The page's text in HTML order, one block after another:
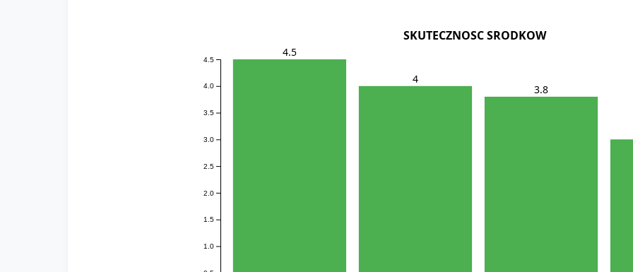
SKUTECZNOSC SRODKOW
1.0
1.5
2.0
2.5
3.0
3.5
4.0
4.5
4.5
4
3.8